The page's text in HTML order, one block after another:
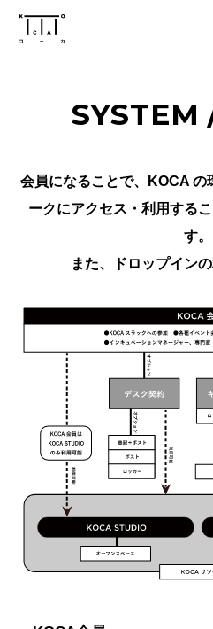
SYSTEM
会員になることで、KOCA の
ークにアクセス・利用する
す。
また、ドロップイン